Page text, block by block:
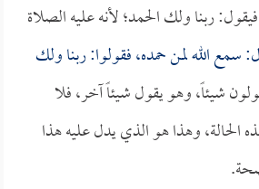
ربنا ولك الحمد؛ لأنه عليه الصلاة
سمع الله لمن حمده، فقولوا: ربنا ولك
شيئاً، وهو يقول شيئاً آخر، فلا
الحالة، وهذا هو الذي يدل عليه هذا